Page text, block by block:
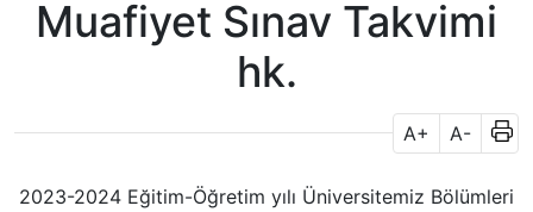
Muafiyet Sınav Takvimi
hk.
A+ A-
2023-2024 Eğitim-Öğretim yılı Üniversitemiz Bölümleri